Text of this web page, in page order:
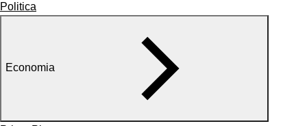
Politica
Economia